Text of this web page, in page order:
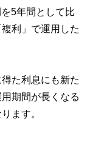
5年間として比
利」で運用した
た利息にも新た
期間が長くなる
ます。